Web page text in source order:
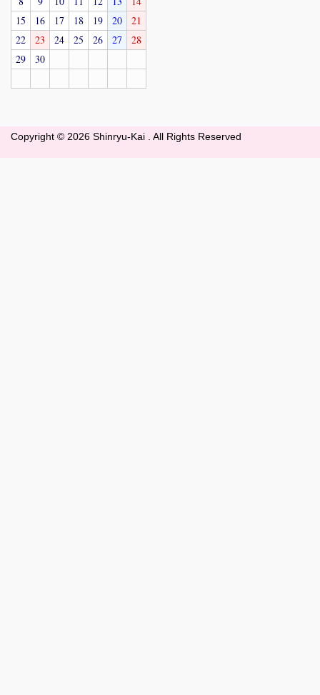
15
16 17 18 19 20
21
22
23 24 25 26 27
28
29
30
Copyright © 2026 Shinryu-Kai . All Rights Reserved